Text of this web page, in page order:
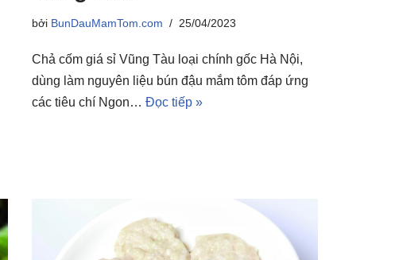
bởi BunDauMamTom.com 25/04/2023
Chả cốm giá sỉ Vũng Tàu loại chính gốc Hà Nội,
dùng làm nguyên liệu bún đậu mắm tôm đáp ứng
các tiêu chí Ngon… Đọc tiếp »